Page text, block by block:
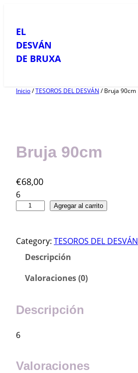
contenido
EL
DESVÁN
DE BRUXA
Inicio/TESOROS DEL DESVÁN / Bruja 90cm
Bruja 90cm
€68,00
6
j
c
n
i
Agregar al carrito
Category: TESOROS DEL DESVÁN
Descripción
Valoraciones (0)
Descripción
6
Valoraciones